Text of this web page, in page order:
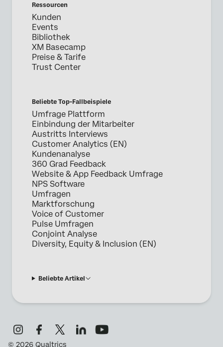
Ressourcen
Kunden
Events
Bibliothek
XM Basecamp
Preise & Tarife
Trust Center
Beliebte Top-Fallbeispiele
Umfrage Plattform
Einbindung der Mitarbeiter
Austritts Interviews
Customer Analytics (EN)
Kundenanalyse
360 Grad Feedback
Website & App Feedback Umfrage
NPS Software
Umfragen
Marktforschung
Voice of Customer
Pulse Umfragen
Conjoint Analyse
Diversity, Equity & Inclusion (EN)
Beliebte Artikel
© 2026 Qualtrics